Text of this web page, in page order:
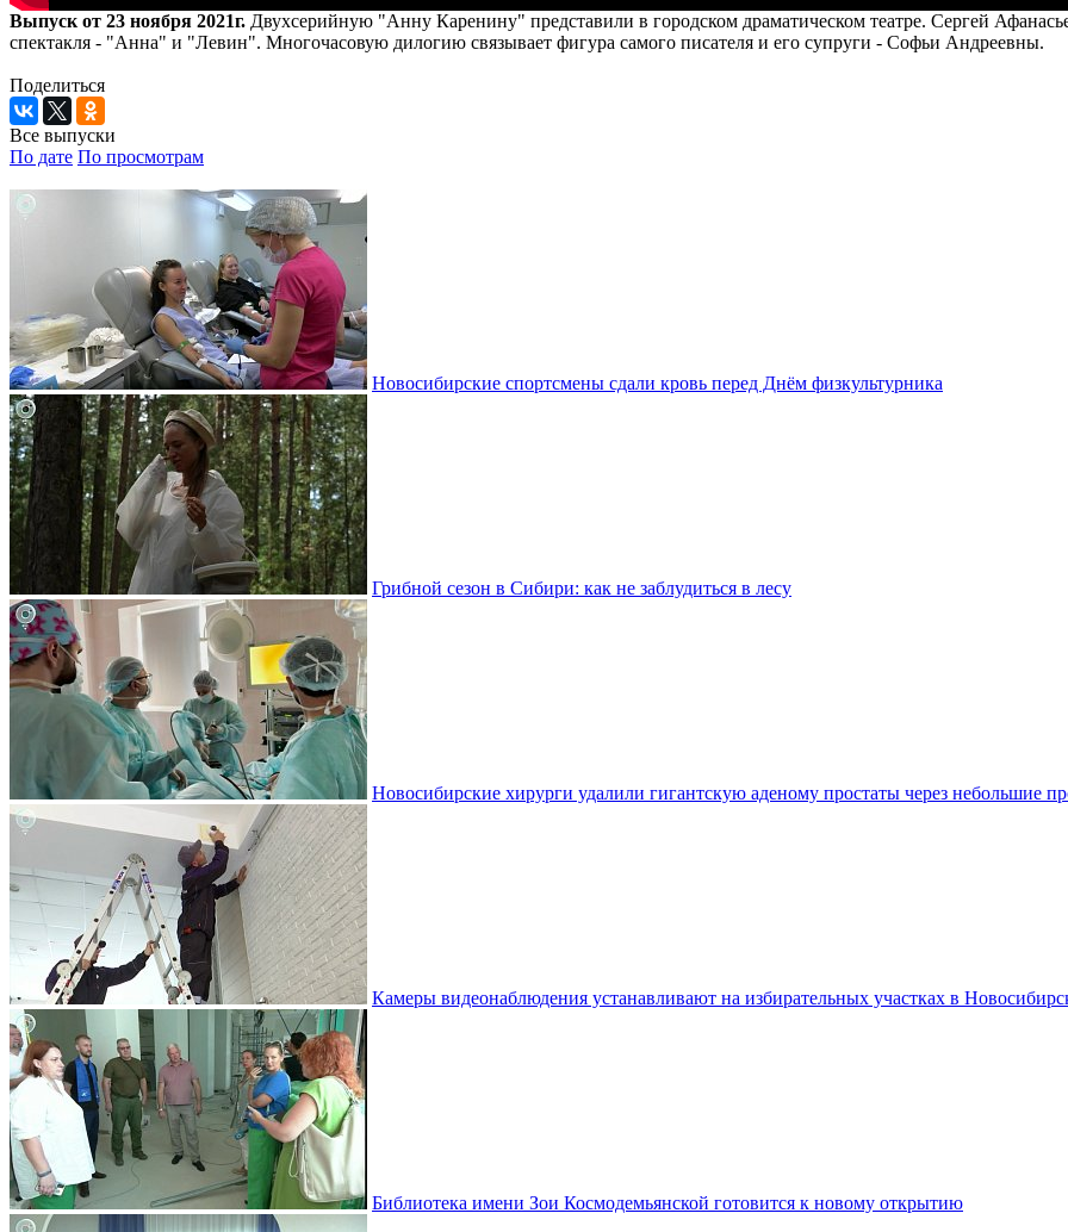
Выпуск от 23 ноября 2021г. Двухсерийную "Анну Каренину" представили в городском драматическом театре. Сергей
спектакля - "Анна" и "Левин". Многочасовую дилогию связывает фигура самого писателя и его супруги - Софьи Андреевны.
Поделиться
Все выпуски
По дате По просмотрам
Новосибирские спортсмены сдали кровь перед Днём физкультурника
Грибной сезон в Сибири: как не заблудиться в лесу
Новосибирские хирурги удалили гигантскую аденому простаты через небольшие
Камеры видеонаблюдения устанавливают на избирательных участках в
Библиотека имени Зои Космодемьянской готовится к новому открытию